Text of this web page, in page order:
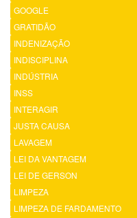
GOOGLE
GRATIDÃO
INDENIZAÇÃO
INDISCIPLINA
INDÚSTRIA
INSS
INTERAGIR
JUSTA CAUSA
LAVAGEM
LEI DA VANTAGEM
LEI DE GERSON
LIMPEZA
LIMPEZA DE FARDAMENTO